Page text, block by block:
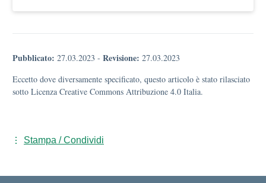
Pubblicato: 27.03.2023 - Revisione: 27.03.2023
Eccetto dove diversamente specificato, questo articolo è stato rilasciato
sotto Licenza Creative Commons Attribuzione 4.0 Italia.
Stampa / Condividi